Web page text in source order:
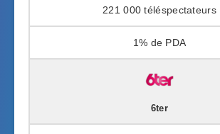
221 000
1%
6ter